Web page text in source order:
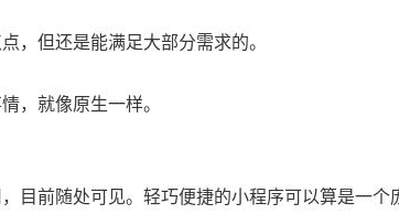
，但还是能满足大部分需求的。
，就像原生一样。
目前随处可见。轻巧便捷的小程序可以算是一个